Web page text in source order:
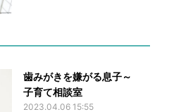
歯みがきを嫌がる息子～
子育て相談室
2023.04.06 15:55